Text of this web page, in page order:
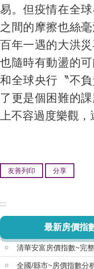
易。但疫情在全
之間的摩擦也絲
百年一遇的大洪
也隨時有動盪的
和全球央行〝不
了更是個困難的
上不容過度樂觀
友善列印 分享
:::
最新房價指
清華安富房價指數~完
全國/縣市~房價指數分